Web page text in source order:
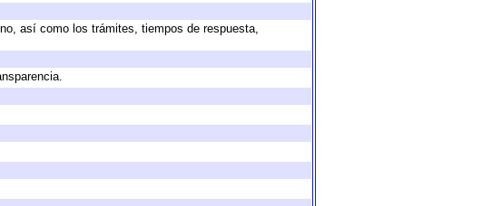
así como los trámites, tiempos de respuesta,